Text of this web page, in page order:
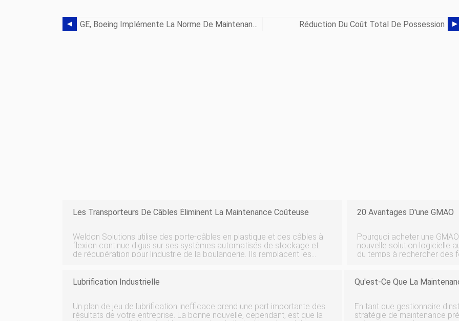
GE, Boeing Implémente La Norme De Maintenance Conditionnelle Réduction Du Coût Total De Possession
Les Transporteurs De Câbles Éliminent La Maintenance Coûteuse
Weldon Solutions utilise des porte-câbles en plastique et des câbles à
flexion continue digus sur ses systèmes automatisés de stockage et
de récupération pour lindustrie de la boulangerie. Ils remplacent les
20 Avantages D'une GMAO
Pourquoi acheter une
nouvelle solution logicielle
du temps à rechercher des
Lubrification Industrielle
Un plan de jeu de lubrification inefficace prend une part importante des
résultats de votre entreprise. La bonne nouvelle, cependant, est que la
Qu'est-Ce Que La
En tant que gestionnaire
stratégie de maintenance